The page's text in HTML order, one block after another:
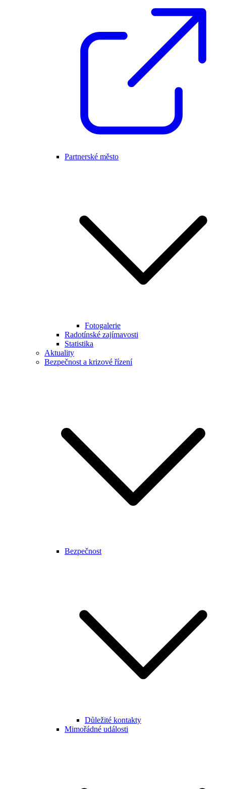
Partnerské město
Fotogalerie
Radotínské zajímavosti
Statistika
Aktuality
Bezpečnost a krizové řízení
Bezpečnost
Důležité kontakty
Mimořádné události